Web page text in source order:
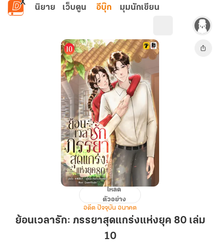
ข้ามไปยังเนื้อหาหลัก
นิยาย เว็บตูน อีบุ๊ก มุมนักเขียน
รัก:
โหลด
ตัวอย่าง
อดีต ปัจจุบัน อนาคต
ย้อนเวลารัก: ภรรยาสุดแกร่งแห่งยุค 80 เล่ม
10